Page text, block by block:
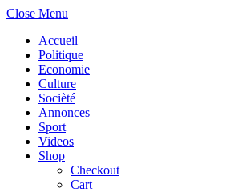
Close Menu
Accueil
Politique
Economie
Culture
Socièté
Annonces
Sport
Videos
Shop
Checkout
Cart